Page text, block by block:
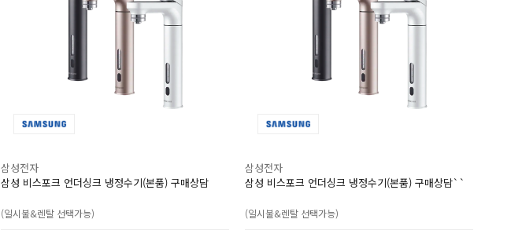
삼성전자
삼성 비스포크 언더싱크 냉정수기(본품) 구매상담
(일시불&렌탈 선택가능)
삼성전자
삼성 비스포크 언더싱크 냉정수기(본품) 구매상담``
(일시불&렌탈 선택가능)